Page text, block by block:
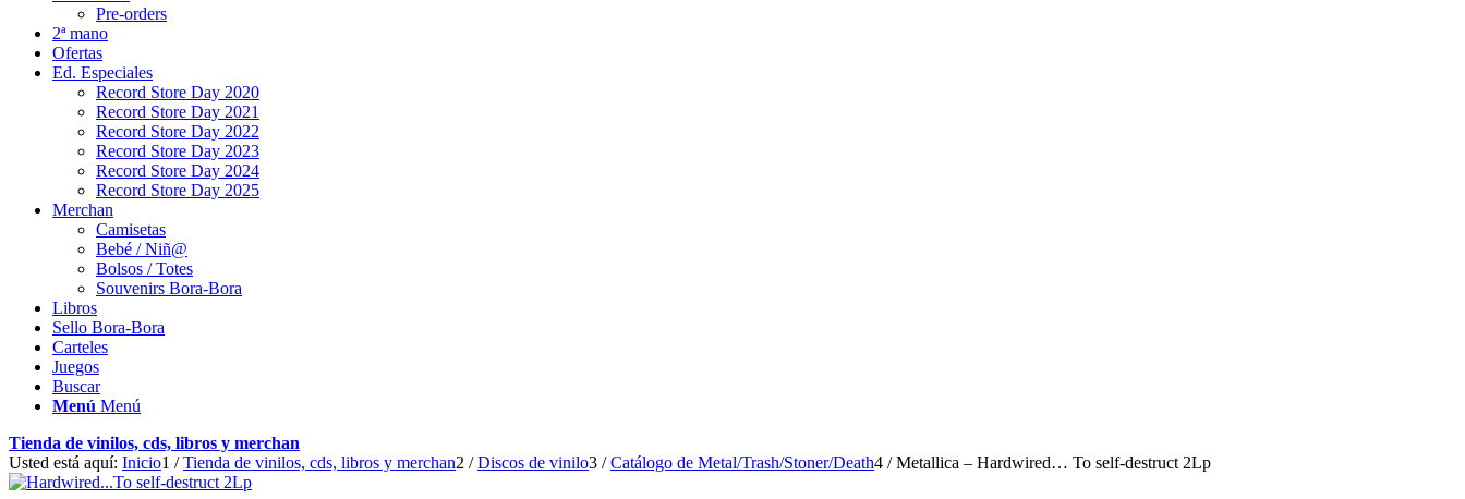
Pre-orders
2ª mano
Ofertas
Ed. Especiales
Record Store Day 2020
Record Store Day 2021
Record Store Day 2022
Record Store Day 2023
Record Store Day 2024
Record Store Day 2025
Merchan
Camisetas
Bebé / Niñ@
Bolsos / Totes
Souvenirs Bora-Bora
Libros
Sello Bora-Bora
Carteles
Juegos
Buscar
Menú Menú
Tienda de vinilos, cds, libros y merchan
Usted está aquí: Inicio1 / Tienda de vinilos, cds, libros y merchan2 / Discos de vinilo3 / Catálogo de Metal/Trash/Stoner/Death4 / Metallica – Hardwired… To self-destruct 2Lp